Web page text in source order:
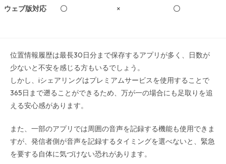
ウェブ版対応 〇 × 〇
位置情報履歴は最長30日分まで保存するアプリが多く、日数が
少ないと不安を感じる方もいるでしょう。
しかし、iシェアリングはプレミアムサービスを使用することで
365日まで遡ることができるため、万が一の場合にも足取りを追
える安心感があります。
また、一部のアプリでは周囲の音声を記録する機能も使用できま
すが、発信者側が音声を記録するタイミングを選べないと、緊急
を要する自体に気づけない恐れがあります。